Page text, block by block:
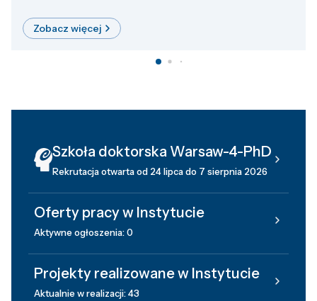
Zobacz więcej
Szkoła doktorska Warsaw-4-PhD
Rekrutacja otwarta od 24 lipca do 7 sierpnia 2026
Oferty pracy w Instytucie
Aktywne ogłoszenia: 0
Projekty realizowane w Instytucie
Aktualnie w realizacji: 43